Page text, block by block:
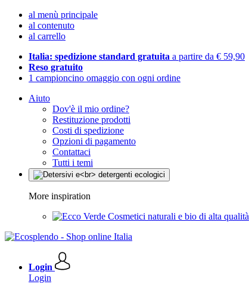
al menù principale
al contenuto
al carrello
Italia: spedizione standard gratuita a partire da € 59,90
Reso gratuito
1 campioncino omaggio con ogni ordine
Aiuto
Dov'è il mio ordine?
Restituzione prodotti
Costi di spedizione
Opzioni di pagamento
Contattaci
Tutti i temi
More inspiration
Cosmetici naturali e bio di alta qualità
Login
Login